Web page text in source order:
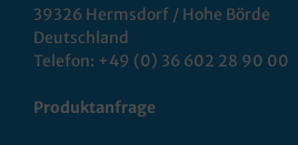
39326 Hermsdorf / Hohe Börde
Deutschland
Telefon: +49 (0) 36 602 28 90 00
Produktanfrage